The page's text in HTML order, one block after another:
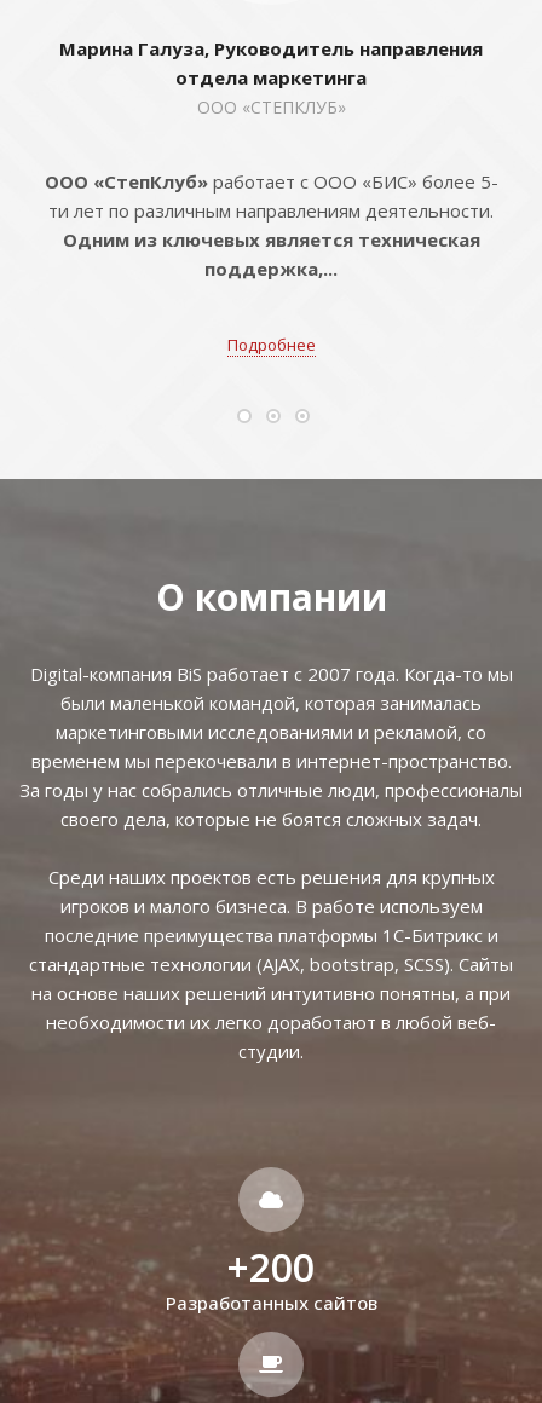
Марина Галуза, Руководитель направления
отдела маркетинга
ООО «СТЕПКЛУБ»
ООО «СтепКлуб»работает с ООО «БИС» более 5-
ти лет по различным направлениям деятельности.
Одним из ключевых является техническая
поддержка,...
Подробнее
О компании
Digital-компания BiS работает с 2007 года. Когда-то мы
были маленькой командой, которая занималась
маркетинговыми исследованиями и рекламой, со
временем мы перекочевали в интернет-пространство.
За годы у нас собрались отличные люди, профессионалы
своего дела, которые не боятся сложных задач.
Среди наших проектов есть решения для крупных
игроков и малого бизнеса. В работе используем
последние преимущества платформы 1С-Битрикс и
стандартные технологии (AJAX, bootstrap, SCSS). Сайты
на основе наших решений интуитивно понятны, а при
необходимости их легко доработают в любой веб-
студии.
+200
Разработанных сайтов